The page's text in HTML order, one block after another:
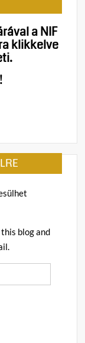
a NIF
klikkelve
blog and